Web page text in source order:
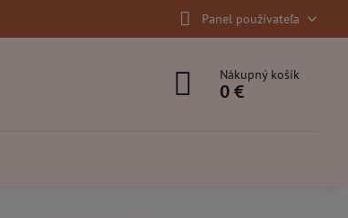
Panel používateľa
Nákupný košík
0 €